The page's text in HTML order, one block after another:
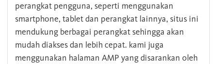
perangkat pengguna, seperti menggunakan
smartphone, tablet dan perangkat lainnya, situs ini
mendukung berbagai perangkat sehingga akan
mudah diakses dan lebih cepat. kami juga
menggunakan halaman AMP yang disarankan oleh